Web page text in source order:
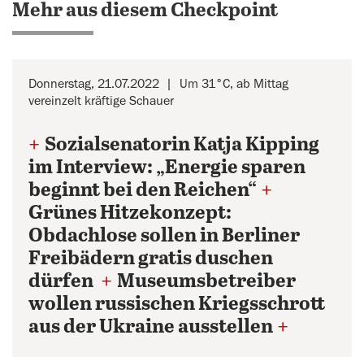
Mehr aus diesem Checkpoint
Donnerstag, 21.07.2022
Um 31°C, ab Mittag
vereinzelt kräftige Schauer
+ Sozialsenatorin Katja Kipping
im Interview: „Energie sparen
beginnt bei den Reichen“ +
Grünes Hitzekonzept:
Obdachlose sollen in Berliner
Freibädern gratis duschen
dürfen + Museumsbetreiber
wollen russischen Kriegsschrott
aus der Ukraine ausstellen +